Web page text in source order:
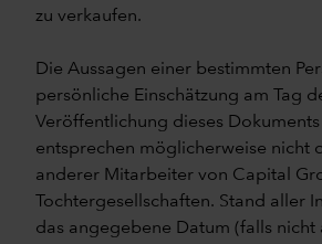
zu verkaufen.
Die Aussagen einer bestimmten
persönliche Einschätzung am Tag
Veröffentlichung dieses Dokuments
entsprechen möglicherweise nicht
anderer Mitarbeiter von Capital
Tochtergesellschaften. Stand aller
das angegebene Datum (falls nicht